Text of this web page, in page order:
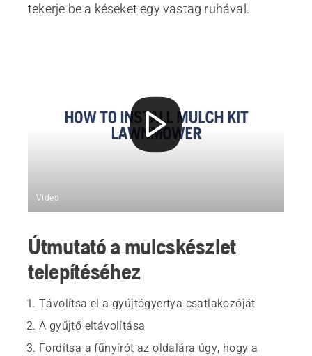
tekerje be a késeket egy vastag ruhával.
Video
Útmutató a mulcskészlet
telepítéséhez
Távolítsa el a gyújtógyertya csatlakozóját
A gyűjtő eltávolítása
Fordítsa a fűnyírót az oldalára úgy, hogy a